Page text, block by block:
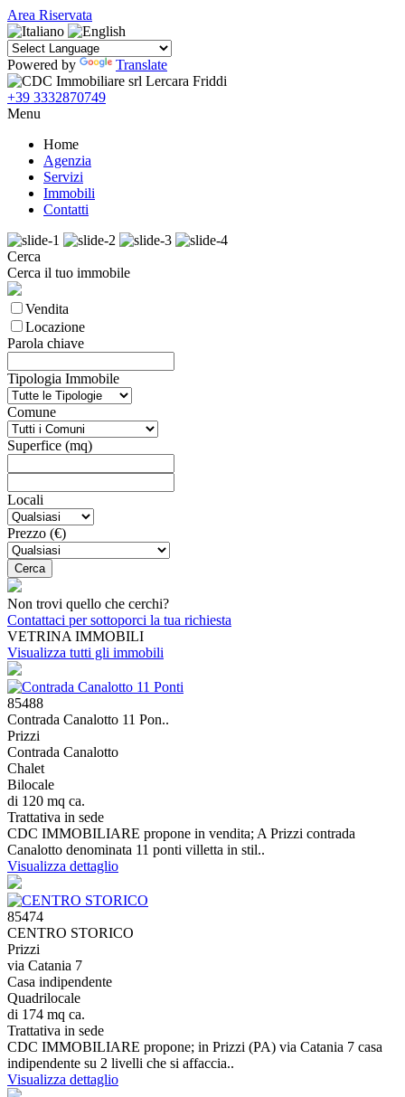
Area Riservata
Powered by Translate
+39 3332870749
Menu
Home
Agenzia
Servizi
Immobili
Contatti
Cerca
Cerca il tuo immobile
Vendita
Locazione
Parola chiave
Tipologia Immobile
Comune
Superfice (mq)
Locali
Prezzo (€)
Non trovi quello che cerchi?
Contattaci per sottoporci la tua richiesta
VETRINA IMMOBILI
Visualizza tutti gli immobili
85488
Contrada Canalotto 11 Pon..
Prizzi
Contrada Canalotto
Chalet
Bilocale
di 120 mq ca.
Trattativa in sede
CDC IMMOBILIARE propone in vendita; A Prizzi contrada
Canalotto denominata 11 ponti villetta in stil..
Visualizza dettaglio
85474
CENTRO STORICO
Prizzi
via Catania 7
Casa indipendente
Quadrilocale
di 174 mq ca.
Trattativa in sede
CDC IMMOBILIARE propone; in Prizzi (PA) via Catania 7 casa
indipendente su 2 livelli che si affaccia..
Visualizza dettaglio